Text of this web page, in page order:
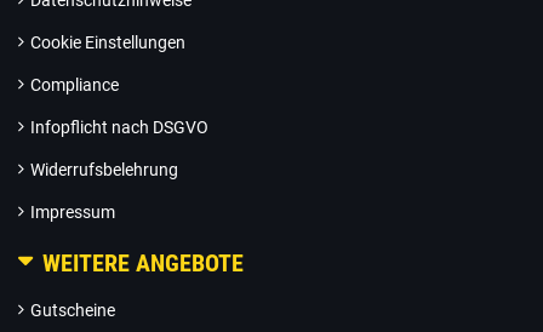
Cookie Einstellungen
Compliance
Infopflicht nach DSGVO
Widerrufsbelehrung
Impressum
WEITERE ANGEBOTE
Gutscheine